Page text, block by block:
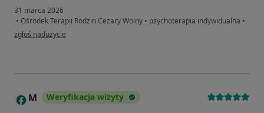
31 marca 2026
• Ośrodek Terapii Rodzin Cezary Wolny • psychoterapia indywidualna •
w opinii użytkownika N
zgłoś nadużycie
M Weryfikacja wizyty